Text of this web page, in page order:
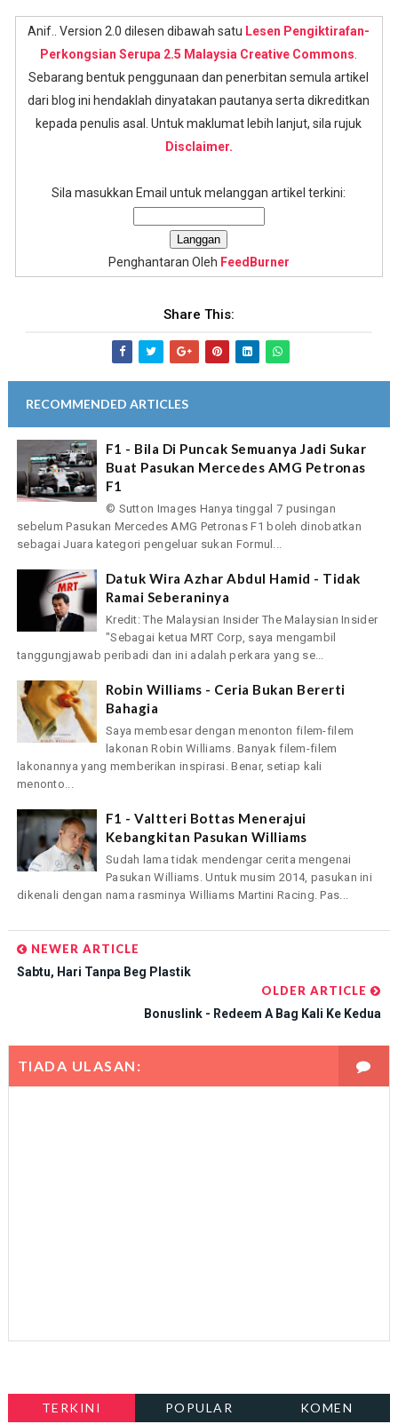
Anif.. Version 2.0 dilesen dibawah satu Lesen Pengiktirafan-
Perkongsian Serupa 2.5 Malaysia Creative Commons
Sebarang bentuk penggunaan dan penerbitan semula artikel
dari blog ini hendaklah dinyatakan pautanya serta dikreditkan
kepada penulis asal. Untuk maklumat lebih lanjut, sila rujuk
Disclaimer.
Sila masukkan Email untuk melanggan artikel terkini:
Penghantaran Oleh FeedBurner
Share This:
RECOMMENDED ARTICLES
F1 - Bila Di Puncak Semuanya Jadi Sukar
Buat Pasukan Mercedes AMG Petronas
F1
© Sutton Images Hanya tinggal 7 pusingan
sebelum Pasukan Mercedes AMG Petronas F1 boleh dinobatkan
sebagai Juara kategori pengeluar sukan Formul...
Datuk Wira Azhar Abdul Hamid - Tidak
Ramai Seberaninya
Kredit: The Malaysian Insider The Malaysian Insider
"Sebagai ketua MRT Corp, saya mengambil
tanggungjawab peribadi dan ini adalah perkara yang se...
Robin Williams - Ceria Bukan Bererti
Bahagia
Saya membesar dengan menonton filem-filem
lakonan Robin Williams. Banyak filem-filem
lakonannya yang memberikan inspirasi. Benar, setiap kali
menonto...
F1 - Valtteri Bottas Menerajui
Kebangkitan Pasukan Williams
Sudah lama tidak mendengar cerita mengenai
Pasukan Williams. Untuk musim 2014, pasukan ini
dikenali dengan nama rasminya Williams Martini Racing. Pas...
NEWER ARTICLE
Sabtu, Hari Tanpa Beg Plastik
OLDER ARTICLE
Bonuslink - Redeem A Bag Kali Ke Kedua
TIADA ULASAN:
TERKINI POPULAR KOMEN